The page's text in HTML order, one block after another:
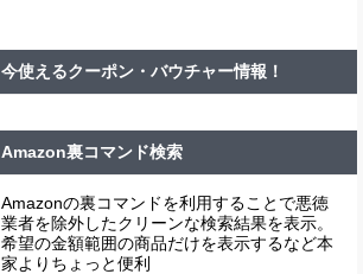
今使えるクーポン・バウチャー情報！
Amazon裏コマンド検索
Amazonの裏コマンドを利用することで悪徳
業者を除外したクリーンな検索結果を表示。
希望の金額範囲の商品だけを表示するなど本
家よりちょっと便利